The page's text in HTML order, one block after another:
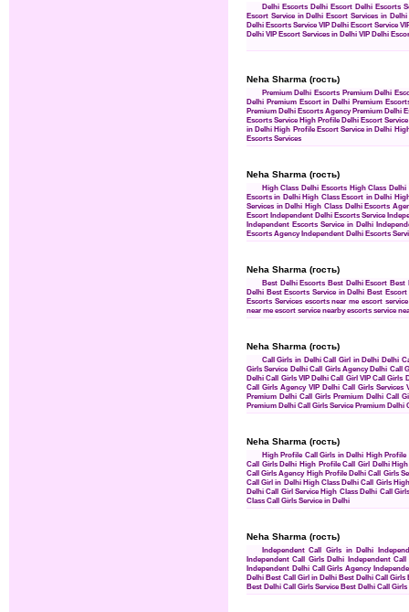
Delhi Escorts Delhi Escort Delhi Escorts
Escort Service in Delhi Escort Services in Delhi
Delhi Escorts Service VIP Delhi Escort Service
Delhi VIP Escort Services in Delhi VIP Delhi
Neha Sharma (гость)
Premium Delhi Escorts Premium Delhi
Delhi Premium Escort in Delhi Premium
Premium Delhi Escorts Agency Premium Delhi
Escorts Service High Profile Delhi Escort Service
in Delhi High Profile Escort Service in Delhi
Escorts Services
Neha Sharma (гость)
High Class Delhi Escorts High Class Delhi
Escorts in Delhi High Class Escort in Delhi
Services in Delhi High Class Delhi Escorts
Escort Independent Delhi Escorts Service
Independent Escorts Service in Delhi
Escorts Agency Independent Delhi Escorts
Neha Sharma (гость)
Best Delhi Escorts Best Delhi Escort Best
Delhi Best Escorts Service in Delhi Best Escort
Escorts Services escorts near me escort
near me escort service nearby escorts service
Neha Sharma (гость)
Call Girls in Delhi Call Girl in Delhi Delhi
Girls Service Delhi Call Girls Agency Delhi Call
Delhi Call Girls VIP Delhi Call Girl VIP Call Girls
Call Girls Agency VIP Delhi Call Girls Services
Premium Delhi Call Girls Premium Delhi Call
Premium Delhi Call Girls Service Premium Delhi
Neha Sharma (гость)
High Profile Call Girls in Delhi High Profile
Call Girls Delhi High Profile Call Girl Delhi
Call Girls Agency High Profile Delhi Call Girls
Call Girl in Delhi High Class Delhi Call Girls
Delhi Call Girl Service High Class Delhi Call
Class Call Girls Service in Delhi
Neha Sharma (гость)
Independent Call Girls in Delhi
Independent Call Girls Delhi Independent
Independent Delhi Call Girls Agency
Delhi Best Call Girl in Delhi Best Delhi Call Girls
Best Delhi Call Girls Service Best Delhi Call Girls